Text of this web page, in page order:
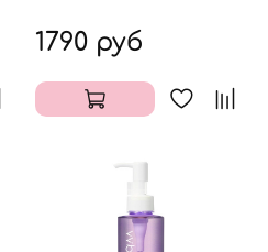
1790 руб